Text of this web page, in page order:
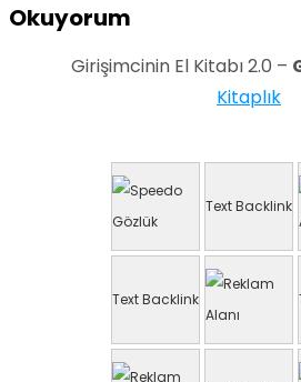
Okuyorum
Girişimcinin El Kitabı 2.0 –
Kitaplık
Text Backlink
Text Backlink